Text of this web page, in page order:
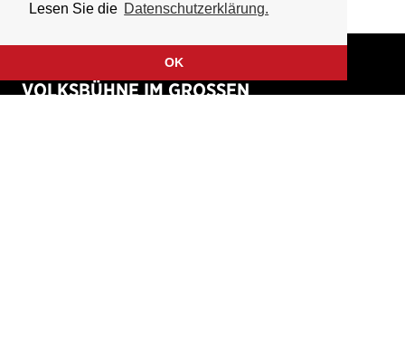
Lesen Sie die Datenschutzerklärung.
OK
VOLKSBÜHNE IM GROSSEN